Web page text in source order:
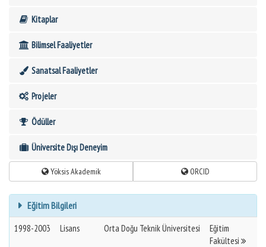
Kitaplar
Bilimsel Faaliyetler
Sanatsal Faaliyetler
Projeler
Ödüller
Üniversite Dışı Deneyim
Yöksis Akademik ORCID
Eğitim Bilgileri
1998-2003 Lisans Orta Doğu Teknik Üniversitesi
Eğitim
Fakültesi